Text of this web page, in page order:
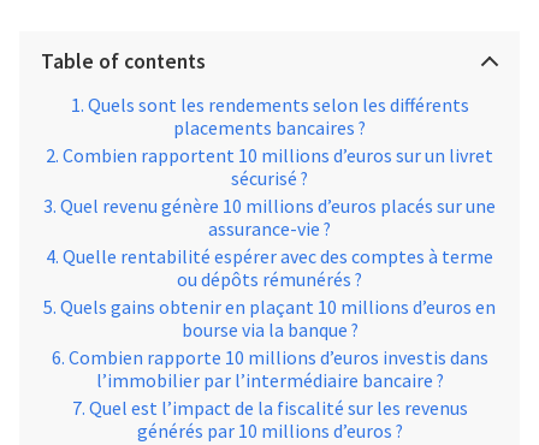
Table of contents
Quels sont les rendements selon les différents
placements bancaires ?
Combien rapportent 10 millions d’euros sur un livret
sécurisé ?
Quel revenu génère 10 millions d’euros placés sur une
assurance-vie ?
Quelle rentabilité espérer avec des comptes à terme
ou dépôts rémunérés ?
Quels gains obtenir en plaçant 10 millions d’euros en
bourse via la banque ?
Combien rapporte 10 millions d’euros investis dans
l’immobilier par l’intermédiaire bancaire ?
Quel est l’impact de la fiscalité sur les revenus
générés par 10 millions d’euros ?